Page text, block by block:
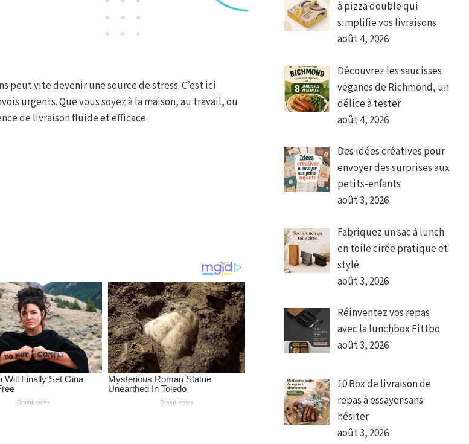
vite devenir une source de stress. C’est ici
urgents. Que vous soyez à la maison, au travail, ou
de livraison fluide et efficace.
à pizza double qui
simplifie vos livraisons
août 4, 2026
Découvrez les saucisses
véganes de Richmond, un
délice à tester
août 4, 2026
Des idées créatives pour
envoyer des surprises aux
petits-enfants
août 3, 2026
Fabriquez un sac à lunch
en toile cirée pratique et
stylé
août 3, 2026
Réinventez vos repas
avec la lunchbox Fittbo
août 3, 2026
10 Box de livraison de
repas à essayer sans
hésiter
août 3, 2026